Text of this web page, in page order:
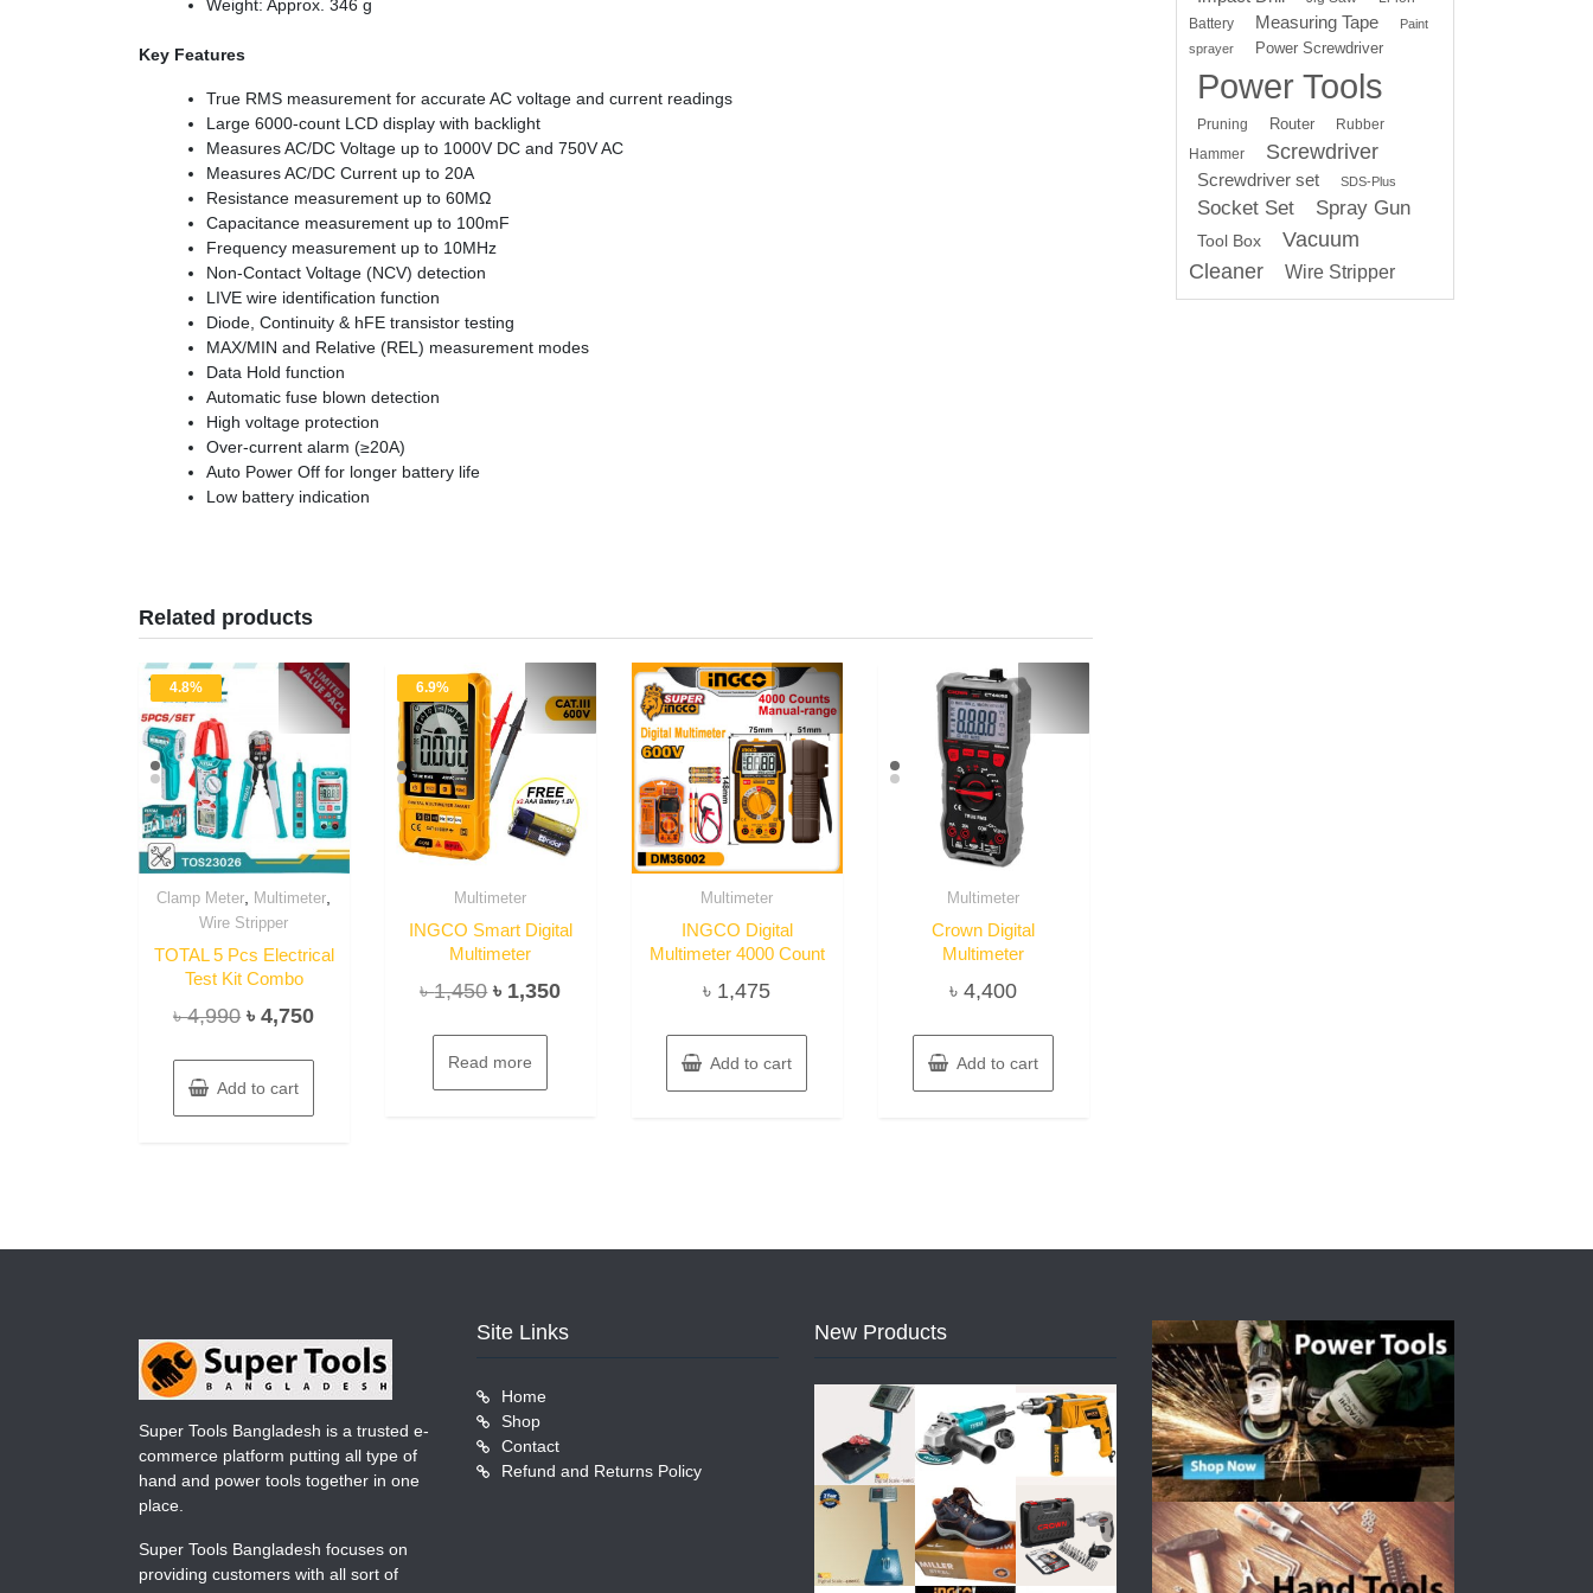
Weight: Approx. 346 g
Key Features
True RMS measurement for accurate AC voltage and current readings
Large 6000-count LCD display with backlight
Measures AC/DC Voltage up to 1000V DC and 750V AC
Measures AC/DC Current up to 20A
Resistance measurement up to 60MΩ
Capacitance measurement up to 100mF
Frequency measurement up to 10MHz
Non-Contact Voltage (NCV) detection
LIVE wire identification function
Diode, Continuity & hFE transistor testing
MAX/MIN and Relative (REL) measurement modes
Data Hold function
Automatic fuse blown detection
High voltage protection
Over-current alarm (≥20A)
Auto Power Off for longer battery life
Low battery indication
Related products
4.8%
Clamp Meter Multimeter
Wire Stripper
TOTAL 5 Pcs Electrical
Test Kit Combo
৳4,990 Original
was:
৳ 4,990.
৳4,750Current
৳ 4,750.
Add to cart
6.9%
Multimeter
INGCO Smart Digital
Multimeter
৳1,450 Original
৳ 1,450.
৳ 1,350Current
Read more
Multimeter
INGCO Digital
Multimeter 4000 Count
৳ 1,475
Add to cart
Multimeter
Crown Digital
Multimeter
৳4,400
Add to cart
Battery
Measuring Tape
Paint
sprayer
Power Screwdriver
Power Tools
Pruning Router
Rubber
Hammer
Screwdriver
Screwdriver set SDS-Plus
Socket Set Spray Gun
Tool Box
Vacuum
Cleaner
Wire Stripper
Super Tools Bangladesh is a trusted e-
commerce platform putting all type of
hand and power tools together in one
place.
Super Tools Bangladesh focuses on
providing customers with all sort of
Site Links
Home
Shop
Contact
Refund and Returns Policy
New Products